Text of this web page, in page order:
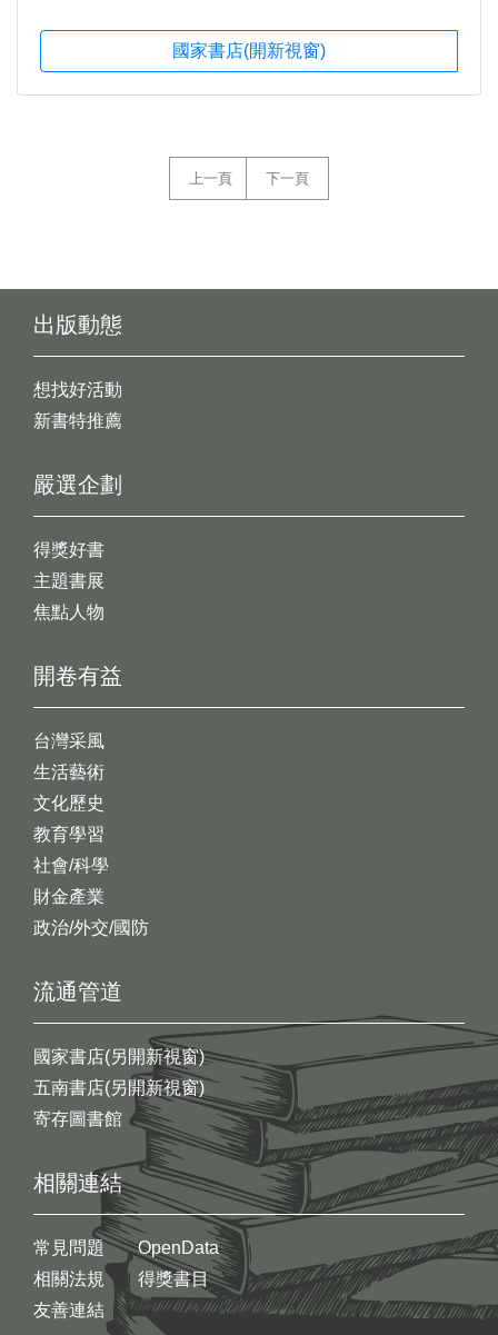
國家書店(開新視窗)
上一頁 下一頁
出版動態
想找好活動
新書特推薦
開卷有益
台灣采風
生活藝術
文化歷史
教育學習
社會/科學
財金產業
政治/外交/國防
嚴選企劃
得獎好書
主題書展
焦點人物
流通管道
國家書店(另開新視窗)
五南書店(另開新視窗)
寄存圖書館
相關連結
常見問題
相關法規
友善連結
OpenData
得獎書目